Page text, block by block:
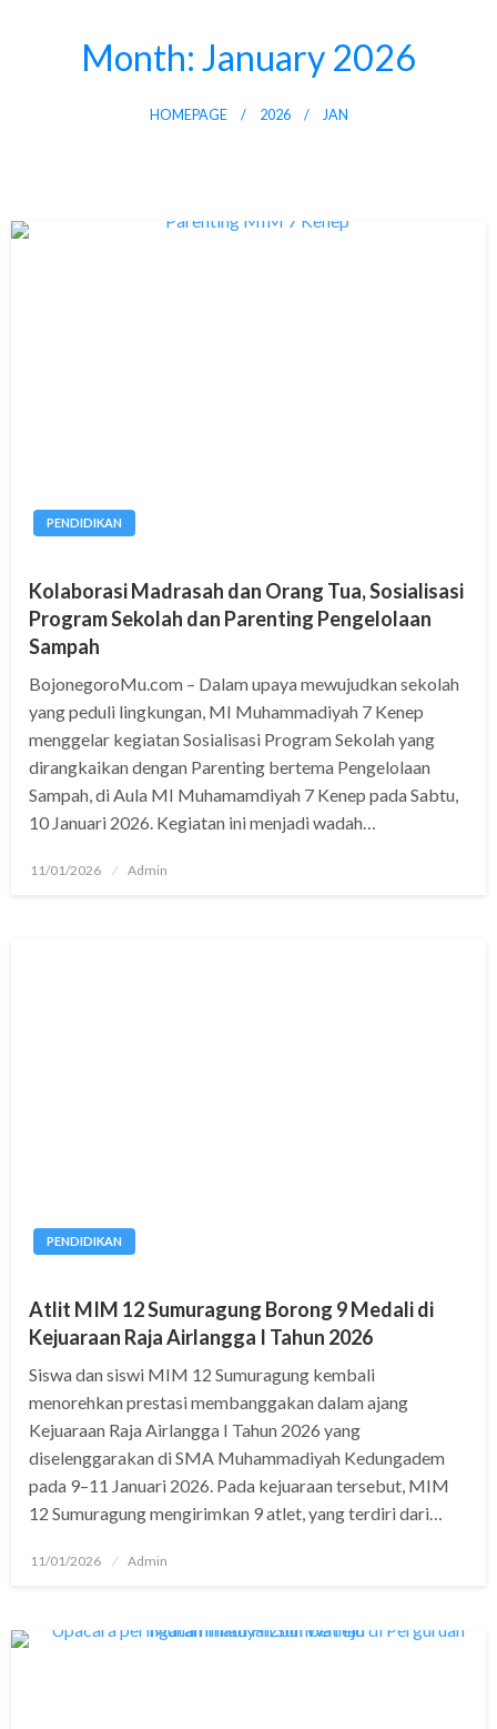
Month: January 2026
HOMEPAGE 2026 JAN
PENDIDIKAN
Kolaborasi Madrasah dan Orang Tua, Sosialisasi
Program Sekolah dan Parenting Pengelolaan
Sampah
BojonegoroMu.com – Dalam upaya mewujudkan sekolah
yang peduli lingkungan, MI Muhammadiyah 7 Kenep
menggelar kegiatan Sosialisasi Program Sekolah yang
dirangkaikan dengan Parenting bertema Pengelolaan
Sampah, di Aula MI Muhamamdiyah 7 Kenep pada Sabtu,
10 Januari 2026. Kegiatan ini menjadi wadah…
Posted
11/01/2026 Admin
PENDIDIKAN
Atlit MIM 12 Sumuragung Borong 9 Medali di
Kejuaraan Raja Airlangga I Tahun 2026
Siswa dan siswi MIM 12 Sumuragung kembali
menorehkan prestasi membanggakan dalam ajang
Kejuaraan Raja Airlangga I Tahun 2026 yang
diselenggarakan di SMA Muhammadiyah Kedungadem
pada 9–11 Januari 2026. Pada kejuaraan tersebut, MIM
12 Sumuragung mengirimkan 9 atlet, yang terdiri dari…
Posted
11/01/2026 Admin